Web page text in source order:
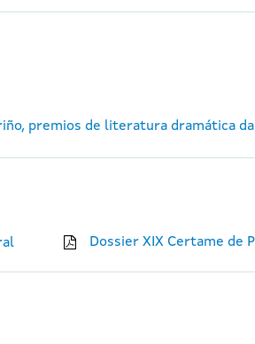
premios de literatura dramática
Dossier XIX Certame de